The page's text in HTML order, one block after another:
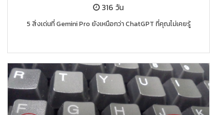
316 วัน
5 สิ่งเด่นที่ Gemini Pro ยังเหนือกว่า ChatGPT ที่คุณไม่เคยรู้